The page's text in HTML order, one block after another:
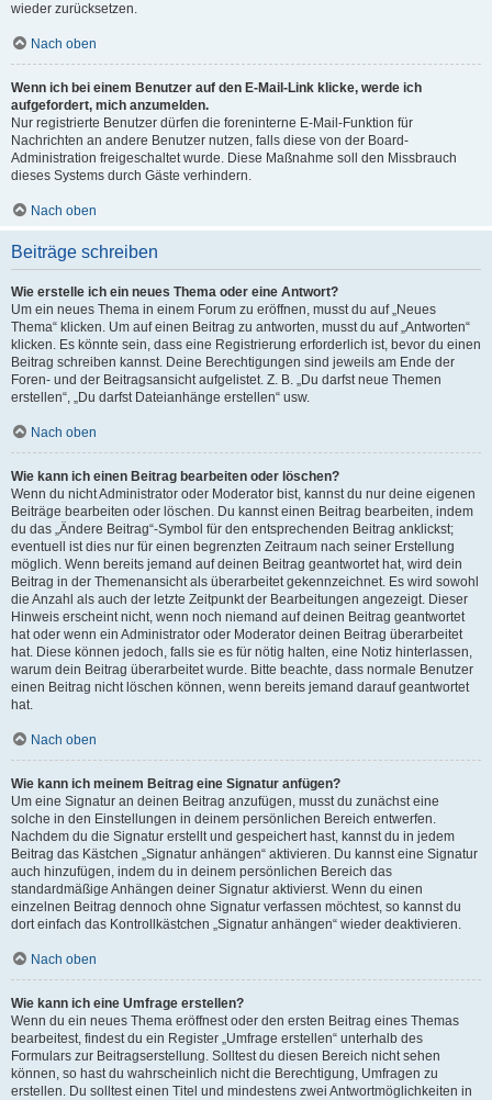
wieder zurücksetzen.
Nach oben
Wenn ich bei einem Benutzer auf den E-Mail-Link klicke, werde ich
aufgefordert, mich anzumelden.
Nur registrierte Benutzer dürfen die foreninterne E-Mail-Funktion für
Nachrichten an andere Benutzer nutzen, falls diese von der Board-
Administration freigeschaltet wurde. Diese Maßnahme soll den Missbrauch
dieses Systems durch Gäste verhindern.
Nach oben
Beiträge schreiben
Wie erstelle ich ein neues Thema oder eine Antwort?
Um ein neues Thema in einem Forum zu eröffnen, musst du auf „Neues
Thema“ klicken. Um auf einen Beitrag zu antworten, musst du auf „Antworten“
klicken. Es könnte sein, dass eine Registrierung erforderlich ist, bevor du einen
Beitrag schreiben kannst. Deine Berechtigungen sind jeweils am Ende der
Foren- und der Beitragsansicht aufgelistet. Z. B. „Du darfst neue Themen
erstellen“, „Du darfst Dateianhänge erstellen“ usw.
Nach oben
Wie kann ich einen Beitrag bearbeiten oder löschen?
Wenn du nicht Administrator oder Moderator bist, kannst du nur deine eigenen
Beiträge bearbeiten oder löschen. Du kannst einen Beitrag bearbeiten, indem
du das „Ändere Beitrag“-Symbol für den entsprechenden Beitrag anklickst;
eventuell ist dies nur für einen begrenzten Zeitraum nach seiner Erstellung
möglich. Wenn bereits jemand auf deinen Beitrag geantwortet hat, wird dein
Beitrag in der Themenansicht als überarbeitet gekennzeichnet. Es wird sowohl
die Anzahl als auch der letzte Zeitpunkt der Bearbeitungen angezeigt. Dieser
Hinweis erscheint nicht, wenn noch niemand auf deinen Beitrag geantwortet
hat oder wenn ein Administrator oder Moderator deinen Beitrag überarbeitet
hat. Diese können jedoch, falls sie es für nötig halten, eine Notiz hinterlassen,
warum dein Beitrag überarbeitet wurde. Bitte beachte, dass normale Benutzer
einen Beitrag nicht löschen können, wenn bereits jemand darauf geantwortet
hat.
Nach oben
Wie kann ich meinem Beitrag eine Signatur anfügen?
Um eine Signatur an deinen Beitrag anzufügen, musst du zunächst eine
solche in den Einstellungen in deinem persönlichen Bereich entwerfen.
Nachdem du die Signatur erstellt und gespeichert hast, kannst du in jedem
Beitrag das Kästchen „Signatur anhängen“ aktivieren. Du kannst eine Signatur
auch hinzufügen, indem du in deinem persönlichen Bereich das
standardmäßige Anhängen deiner Signatur aktivierst. Wenn du einen
einzelnen Beitrag dennoch ohne Signatur verfassen möchtest, so kannst du
dort einfach das Kontrollkästchen „Signatur anhängen“ wieder deaktivieren.
Nach oben
Wie kann ich eine Umfrage erstellen?
Wenn du ein neues Thema eröffnest oder den ersten Beitrag eines Themas
bearbeitest, findest du ein Register „Umfrage erstellen“ unterhalb des
Formulars zur Beitragserstellung. Solltest du diesen Bereich nicht sehen
können, so hast du wahrscheinlich nicht die Berechtigung, Umfragen zu
erstellen. Du solltest einen Titel und mindestens zwei Antwortmöglichkeiten in